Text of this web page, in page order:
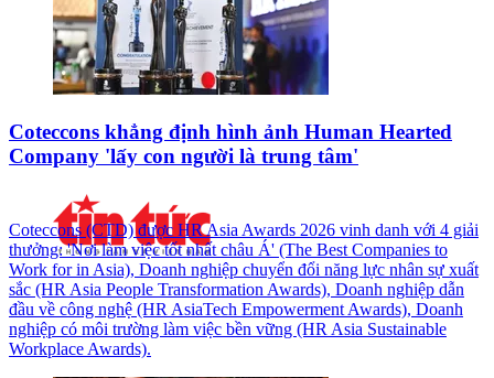
Coteccons khẳng định hình ảnh Human Hearted
Company 'lấy con người là trung tâm'
Coteccons (CTD) được HR Asia Awards 2026 vinh danh với 4 giải
thưởng: 'Nơi làm việc tốt nhất châu Á' (The Best Companies to
Work for in Asia), Doanh nghiệp chuyển đổi năng lực nhân sự xuất
sắc (HR Asia People Transformation Awards), Doanh nghiệp dẫn
đầu về công nghệ (HR AsiaTech Empowerment Awards), Doanh
nghiệp có môi trường làm việc bền vững (HR Asia Sustainable
Workplace Awards).